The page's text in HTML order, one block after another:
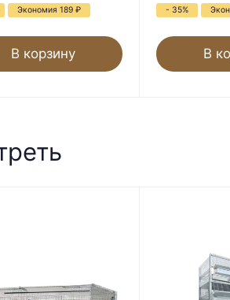
Экономия 189 ₽
В корзину
- 35%
В